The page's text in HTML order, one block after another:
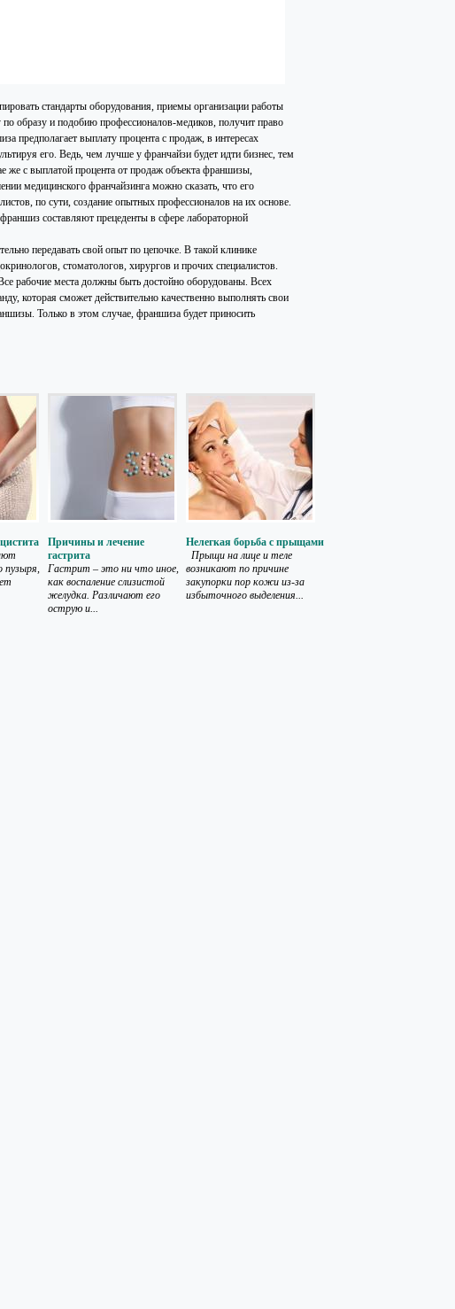
стандарты оборудования, приемы организации работы
образу и подобию профессионалов-медиков, получит право
предполагает выплату процента с продаж, в интересах
его. Ведь, чем лучше у франчайзи будет идти бизнес, тем
же с выплатой процента от продаж объекта франшизы,
медицинского франчайзинга можно сказать, что его
по сути, создание опытных профессионалов на их основе.
составляют прецеденты в сфере лабораторной
передавать свой опыт по цепочке. В такой клинике
стоматологов, хирургов и прочих специалистов.
рабочие места должны быть достойно оборудованы. Всех
которая сможет действительно качественно выполнять свои
Только в этом случае, франшиза будет приносить
пузыря,
Причины и лечение
гастрита
Гастрит – это ни что иное,
как воспаление слизистой
желудка. Различают его
острую и...
Нелегкая борьба с прыщами
Прыщи на лице и теле
возникают по причине
закупорки пор кожи из-за
избыточного выделения...